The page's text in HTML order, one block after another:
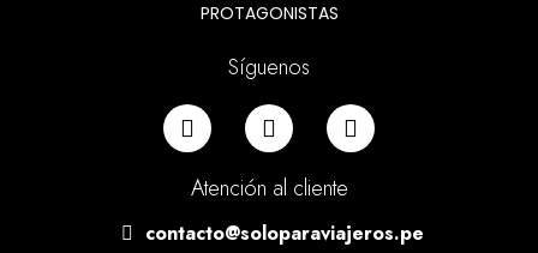
PROTAGONISTAS
Síguenos
Atención al cliente
contacto@soloparaviajeros.pe